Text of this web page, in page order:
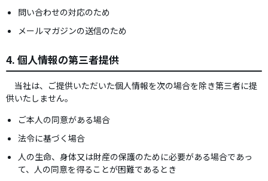
問い合わせの対応のため
メールマガジンの送信のため
4. 個人情報の第三者提供
当社は、ご提供いただいた個人情報を次の場合を除き第三者に提
供いたしません。
ご本人の同意がある場合
法令に基づく場合
人の生命、身体又は財産の保護のために必要がある場合であっ
て、人の同意を得ることが困難であるとき